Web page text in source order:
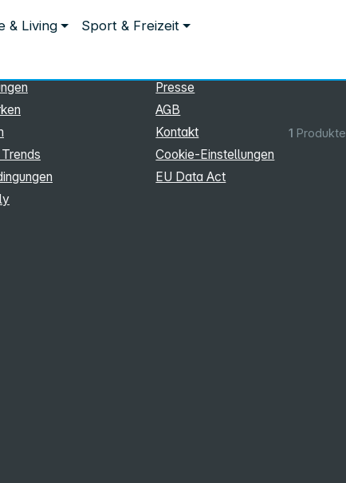
& Living Sport & Freizeit
1 Produkte
Presse
AGB
Kontakt
Cookie‑Einstellungen
EU Data Act